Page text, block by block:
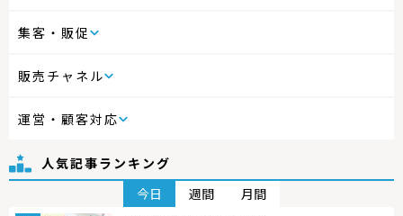
集客・販促
販売チャネル
運営・顧客対応
人気記事ランキング
今日
週間 月間